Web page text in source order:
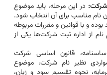
در این مرحله، باید موضوع
مناسب برای آن انتخاب شود.
و با قوانین و مقررات مربوطه
از اداره ثبت شرکت‌ها یکی از
قانون اساسی شرکت
نظیر نام شرکت، موضوع
نحوه تقسیم سود و زیان،